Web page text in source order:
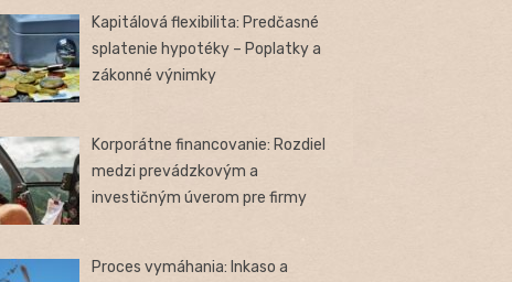
Kapitálová flexibilita: Predčasné
splatenie hypotéky – Poplatky a
zákonné výnimky
Korporátne financovanie: Rozdiel
medzi prevádzkovým a
investičným úverom pre firmy
Proces vymáhania: Inkaso a